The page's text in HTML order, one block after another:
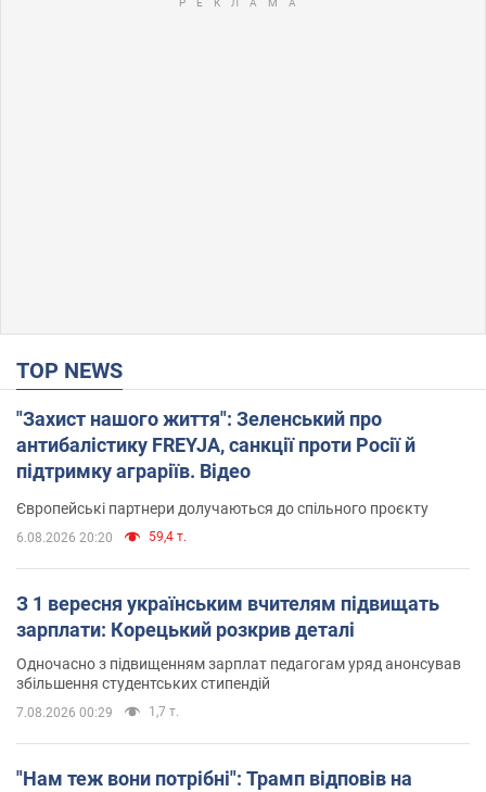
TOP NEWS
"Захист нашого життя": Зеленський про
антибалістику FREYJA, санкції проти Росії й
підтримку аграріїв. Відео
Європейські партнери долучаються до спільного проєкту
6.08.2026 20:20 59,4 т.
З 1 вересня українським вчителям підвищать
зарплати: Корецький розкрив деталі
Одночасно з підвищенням зарплат педагогам уряд анонсував
збільшення студентських стипендій
7.08.2026 00:29 1,7 т.
"Нам теж вони потрібні": Трамп відповів на